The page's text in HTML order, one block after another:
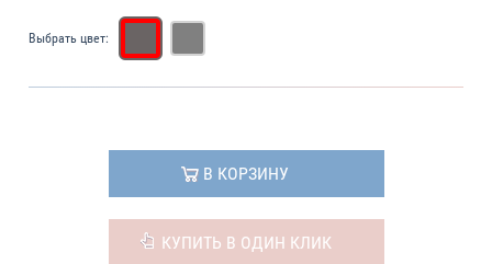
Выбрать цвет:
В КОРЗИНУ
КУПИТЬ В ОДИН КЛИК